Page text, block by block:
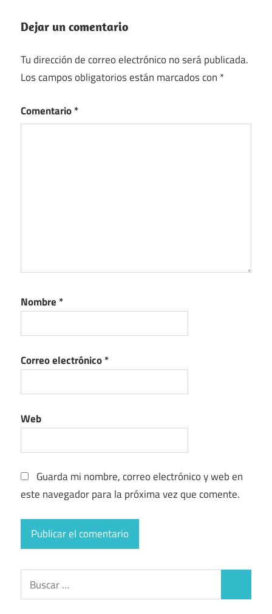
Dejar un comentario
Tu dirección de correo electrónico no será publicada.
Los campos obligatorios están marcados con *
Comentario*
Nombre *
Correo electrónico*
Web
Guarda mi nombre, correo electrónico y web en
este navegador para la próxima vez que comente.
Buscar: